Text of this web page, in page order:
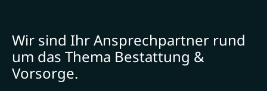
Wir sind Ihr Ansprechpartner rund
um das Thema Bestattung &
Vorsorge.